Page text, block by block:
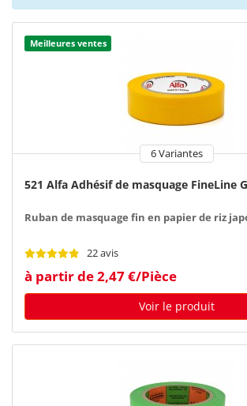
Meilleures ventes
6 Variantes
521 Alfa Adhésif de masquage FineLine
Ruban de masquage fin en papier de riz
22 avis
à partir de 2,47 €/Pièce
Voir le produit